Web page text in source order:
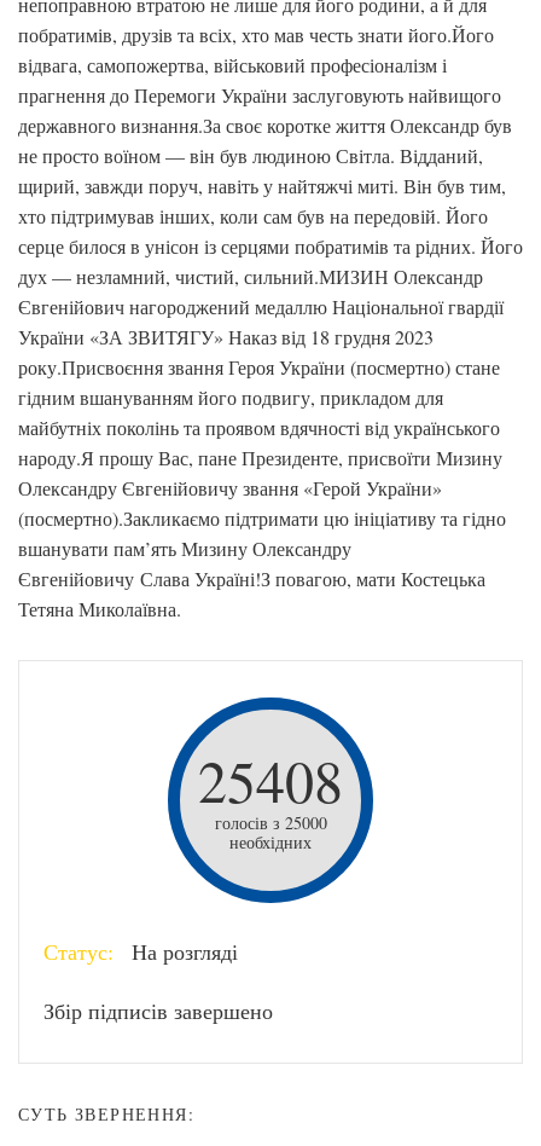
побратимів, друзів та всіх, хто мав честь знати його.Його
відвага, самопожертва, військовий професіоналізм і
прагнення до Перемоги України заслуговують найвищого
державного визнання.За своє коротке життя Олександр був
не просто воїном — він був людиною Світла. Відданий,
щирий, завжди поруч, навіть у найтяжчі миті. Він був тим,
хто підтримував інших, коли сам був на передовій. Його
серце билося в унісон із серцями побратимів та рідних. Його
дух — незламний, чистий, сильний.МИЗИН Олександр
Євгенійович нагороджений медаллю Національної гвардії
України «ЗА ЗВИТЯГУ» Наказ від 18 грудня 2023
року.Присвоєння звання Героя України (посмертно) стане
гідним вшануванням його подвигу, прикладом для
майбутніх поколінь та проявом вдячності від українського
народу.Я прошу Вас, пане Президенте, присвоїти Мизину
Олександру Євгенійовичу звання «Герой України»
(посмертно).Закликаємо підтримати цю ініціативу та гідно
вшанувати пам’ять Мизину Олександру
Євгенійовичу Слава Україні!З повагою, мати Костецька
Тетяна Миколаївна.
25408
голосів з 25000
необхідних
Статус: На розгляді
Збір підписів завершено
СУТЬ ЗВЕРНЕННЯ: